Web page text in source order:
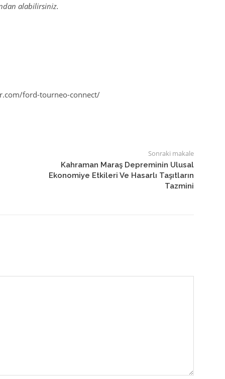
alabilirsiniz.
ford-tourneo-connect/
Sonraki makale
Kahraman Maraş Depreminin Ulusal
Ekonomiye Etkileri Ve Hasarlı Taşıtların
Tazmini